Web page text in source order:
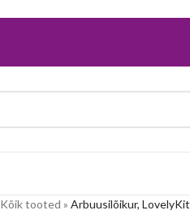
Kõik tooted » Arbuusilõikur,